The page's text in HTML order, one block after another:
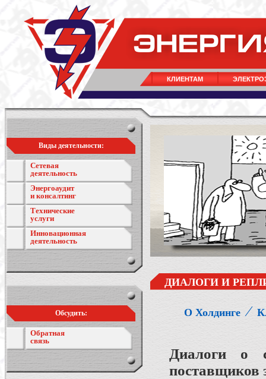
КЛИЕНТАМ
Виды деятельности:
Сетевая
деятельность
Энергоаудит
и консалтинг
Технические
услуги
Инновационная
деятельность
Обсудить:
Обратная
связь
ДИАЛОГИ И
О Холдинге ⁄
Диалоги о
поставщиков